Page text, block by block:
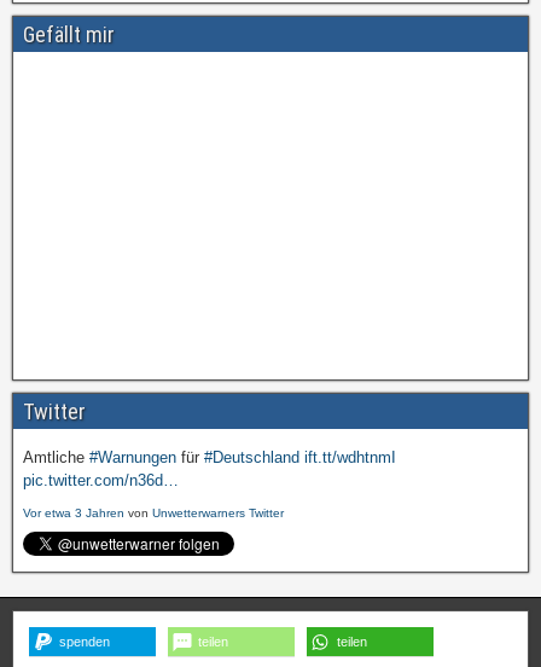
Gefällt mir
Twitter
Amtliche #Warnungen für #Deutschland ift.tt/wdhtnmI
pic.twitter.com/n36d…
Vor etwa 3 Jahren von Unwetterwarners Twitter
spenden teilen teilen